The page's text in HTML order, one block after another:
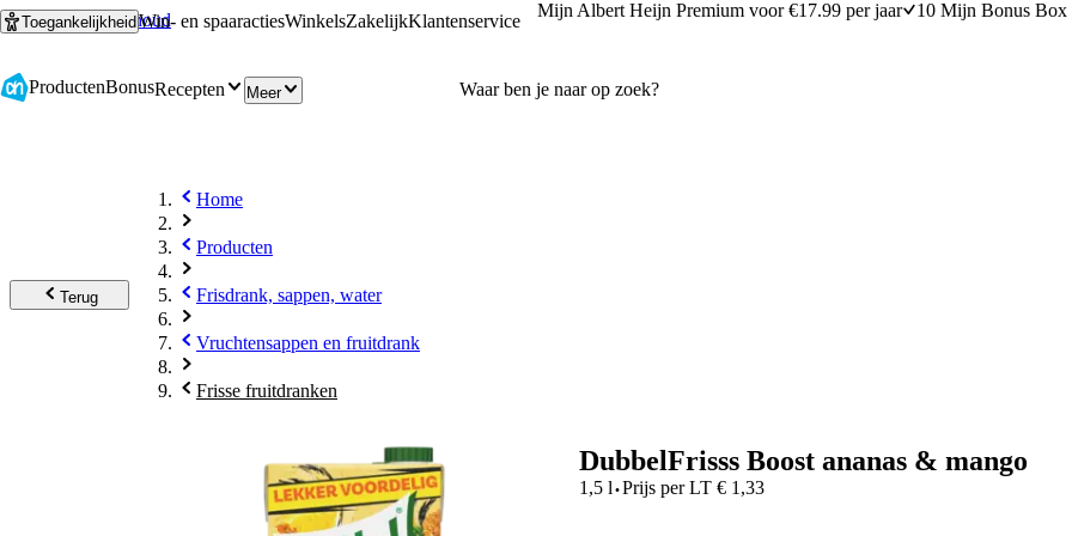
Ga naar hoofdinhoud
Ga naar zoeken
ToegankelijkheidWin- en spaaractiesWinkelsZakelijkKlantenservice
Mijn Albert Heijn Premium voor €17.99 per jaar 10 Mijn Bonus Box
ProductenBonusRecepten Meer
Terug
Home
Producten
Frisdrank, sappen, water
Vruchtensappen en fruitdrank
Frisse fruitdranken
DubbelFrisss Boost ananas & mango
1,5 l·Prijs per LT€ 1,33